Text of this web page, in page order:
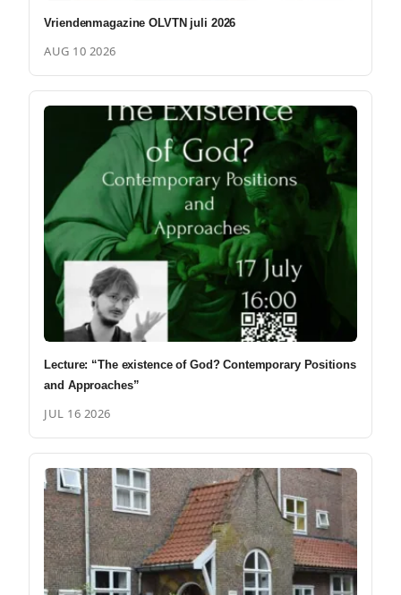
Vriendenmagazine OLVTN juli 2026
AUG 10 2026
Lecture: “The existence of God? Contemporary Positions
and Approaches”
JUL 16 2026